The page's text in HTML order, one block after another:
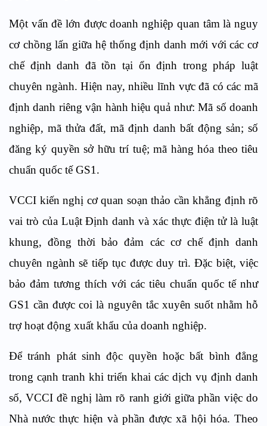
Một vấn đề lớn được doanh nghiệp quan tâm là nguy
cơ chồng lấn giữa hệ thống định danh mới với các cơ
chế định danh đã tồn tại ổn định trong pháp luật
chuyên ngành. Hiện nay, nhiều lĩnh vực đã có các mã
định danh riêng vận hành hiệu quả như: Mã số doanh
nghiệp, mã thửa đất, mã định danh bất động sản; số
đăng ký quyền sở hữu trí tuệ; mã hàng hóa theo tiêu
chuẩn quốc tế GS1.
VCCI kiến nghị cơ quan soạn thảo cần khẳng định rõ
vai trò của Luật Định danh và xác thực điện tử là luật
khung, đồng thời bảo đảm các cơ chế định danh
chuyên ngành sẽ tiếp tục được duy trì. Đặc biệt, việc
bảo đảm tương thích với các tiêu chuẩn quốc tế như
GS1 cần được coi là nguyên tắc xuyên suốt nhằm hỗ
trợ hoạt động xuất khẩu của doanh nghiệp.
Để tránh phát sinh độc quyền hoặc bất bình đẳng
trong cạnh tranh khi triển khai các dịch vụ định danh
số, VCCI đề nghị làm rõ ranh giới giữa phần việc do
Nhà nước thực hiện và phần được xã hội hóa. Theo